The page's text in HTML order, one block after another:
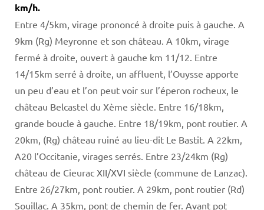
km/h.
Entre 4/5km, virage prononcé à droite puis à gauche. A
9km (Rg) Meyronne et son château. A 10km, virage
fermé à droite, ouvert à gauche km 11/12. Entre
14/15km serré à droite, un affluent, l’Ouysse apporte
un peu d’eau et l’on peut voir sur l’éperon rocheux, le
château Belcastel du Xème siècle. Entre 16/18km,
grande boucle à gauche. Entre 18/19km, pont routier. A
20km, (Rg) château ruiné au lieu-dit Le Bastit. A 22km,
A20 l’Occitanie, virages serrés. Entre 23/24km (Rg)
château de Cieurac XII/XVI siècle (commune de Lanzac).
Entre 26/27km, pont routier. A 29km, pont routier (Rd)
Souillac. A 35km, pont de chemin de fer. Avant pot